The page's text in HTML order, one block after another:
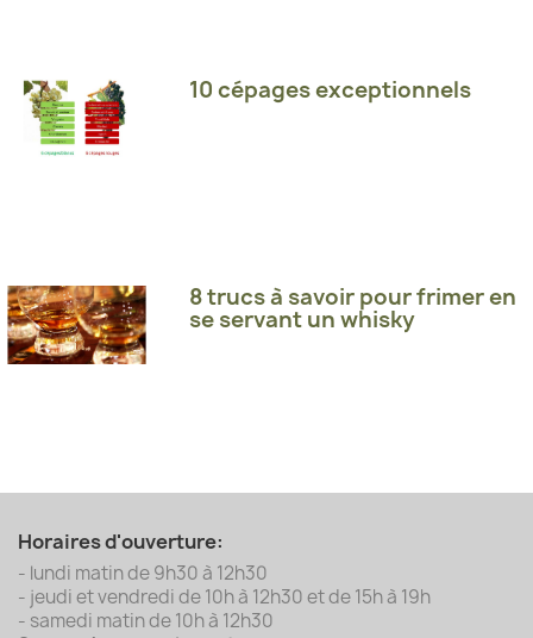
10 cépages exceptionnels
8 trucs à savoir pour frimer en
se servant un whisky
Horaires d'ouverture:
- lundi matin de 9h30 à 12h30
- jeudi et vendredi de 10h à 12h30 et de 15h à 19h
- samedi matin de 10h à 12h30